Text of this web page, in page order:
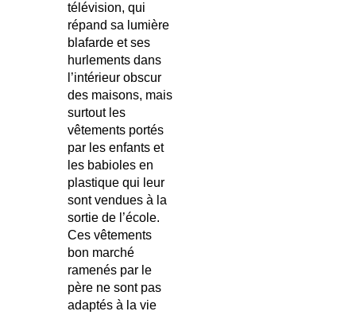
télévision, qui
répand sa lumière
blafarde et ses
hurlements dans
l’intérieur obscur
des maisons, mais
surtout les
vêtements portés
par les enfants et
les babioles en
plastique qui leur
sont vendues à la
sortie de l’école.
Ces vêtements
bon marché
ramenés par le
père ne sont pas
adaptés à la vie